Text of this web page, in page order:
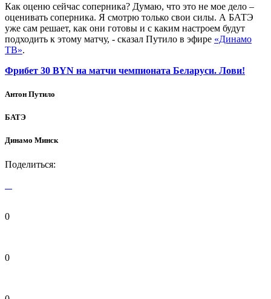
Как оценю сейчас соперника? Думаю, что это не мое дело –
оценивать соперника. Я смотрю только свои силы. А БАТЭ
уже сам решает, как они готовы и с каким настроем будут
подходить к этому матчу, - сказал Путило в эфире «Динамо
ТВ».
Фрибет 30 BYN на матчи чемпионата Беларуси. Лови!
Антон Путило
БАТЭ
Динамо Минск
Поделиться:
0
0